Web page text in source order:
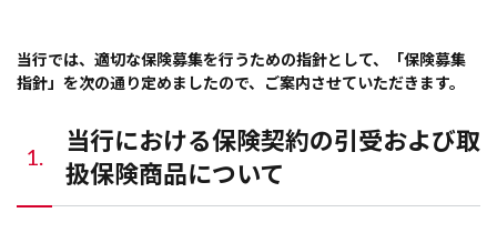
当行では、適切な保険募集を行うための指針として、「保険募集
指針」を次の通り定めましたので、ご案内させていただきます。
1.
当行における保険契約の引受および取
扱保険商品について